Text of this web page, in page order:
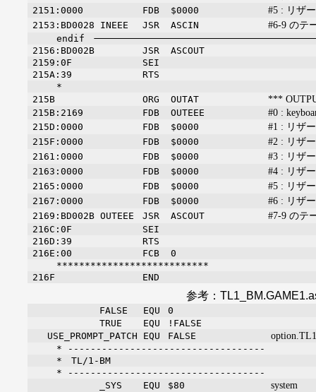
2151:0000 FDB $0000 #5 : リザ
2153:BD0028 INEEE JSR ASCIN #6-9 のテ
endif
2156:BD002B
JSR
ASCOUT
2159:0F
SEI
215A:39
RTS
*
215B
ORG OUTAT ***
215B:2169 FDB OUTEEE #0 :
215D:0000 FDB $0000 #1 : リザ
215F:0000 FDB $0000 #2 : リザ
2161:0000 FDB $0000 #3 : リザ
2163:0000 FDB $0000 #4 : リザ
2165:0000 FDB $0000 #5 : リザ
2167:0000 FDB $0000 #6 : リザ
2169:BD002B OUTEEE JSR ASCOUT #7-9 のテ
216C:0F
SEI
216D:39
RTS
216E:00
FCB
0
***************************
216F
END
参考：
FALSE EQU
0
TRUE
EQU
!FALSE
USE_PROMPT_PATCH
EQU FALSE
* -----------------------------------
* TL/1-BM
* -----------------------------------
_SYS
EQU $80 system